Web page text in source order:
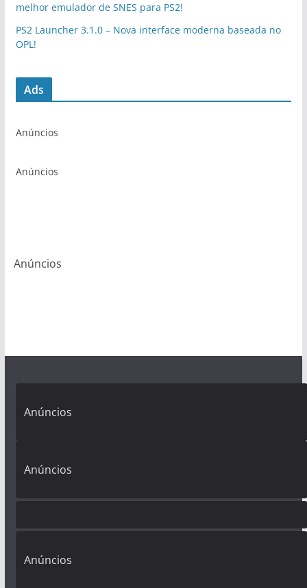
melhor emulador de SNES para PS2!
PS2 Launcher 3.1.0 – Nova interface moderna baseada no
OPL!
Ads
Anúncios
Anúncios
Anúncios
Anúncios
Anúncios
Anúncios